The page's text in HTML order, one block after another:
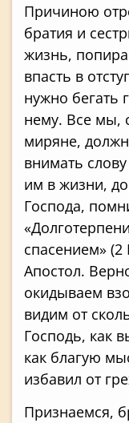
Причиною
братия и
жизнь,
впасть в
нужно бегать
нему. Все мы,
миряне,
внимать
им в жизни,
Господа,
спасением»
Апостол.
окидываем
видим от
Господь, как
как благую
избавил от
Признаемся,